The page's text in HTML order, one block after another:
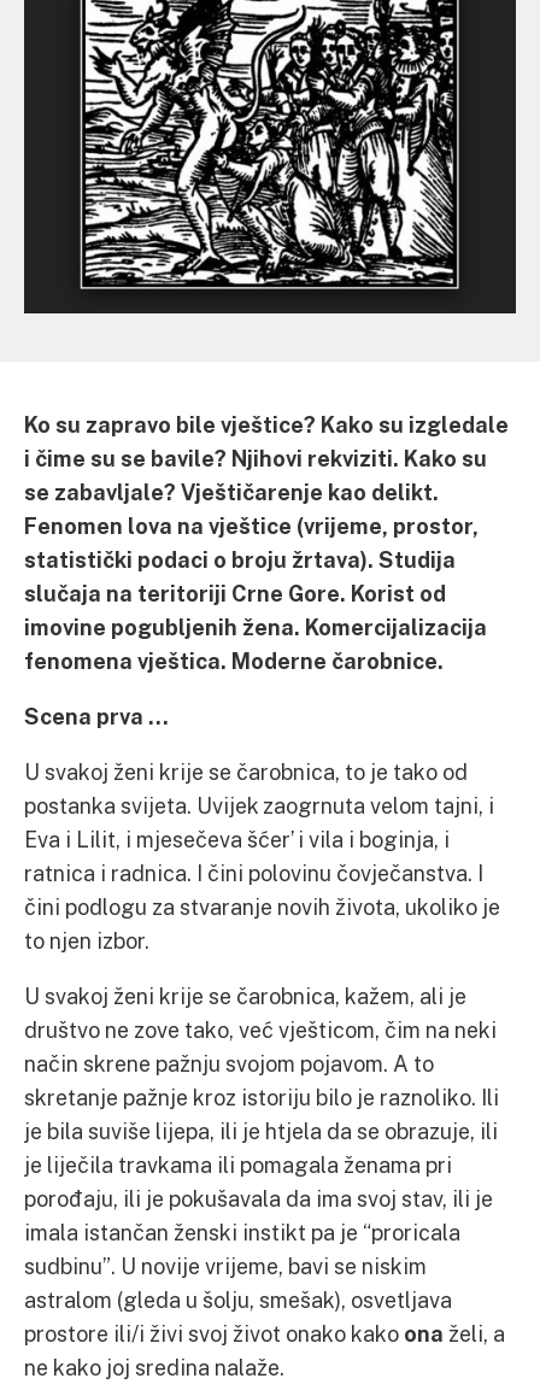
Ko su zapravo bile vještice? Kako su izgledale
i čime su se bavile? Njihovi rekviziti. Kako su
se zabavljale? Vještičarenje kao delikt.
Fenomen lova na vještice (vrijeme, prostor,
statistički podaci o broju žrtava). Studija
slučaja na teritoriji Crne Gore. Korist od
imovine pogubljenih žena. Komercijalizacija
fenomena vještica. Moderne čarobnice.
Scena prva …
U svakoj ženi krije se čarobnica, to je tako od
postanka svijeta. Uvijek zaogrnuta velom tajni, i
Eva i Lilit, i mjesečeva šćer’ i vila i boginja, i
ratnica i radnica. I čini polovinu čovječanstva. I
čini podlogu za stvaranje novih života, ukoliko je
to njen izbor.
U svakoj ženi krije se čarobnica, kažem, ali je
društvo ne zove tako, već vješticom, čim na neki
način skrene pažnju svojom pojavom. A to
skretanje pažnje kroz istoriju bilo je raznoliko. Ili
je bila suviše lijepa, ili je htjela da se obrazuje, ili
je liječila travkama ili pomagala ženama pri
porođaju, ili je pokušavala da ima svoj stav, ili je
imala istančan ženski instikt pa je “proricala
sudbinu”. U novije vrijeme, bavi se niskim
astralom (gleda u šolju, smešak), osvetljava
prostore ili/i živi svoj život onako kako ona želi, a
ne kako joj sredina nalaže.